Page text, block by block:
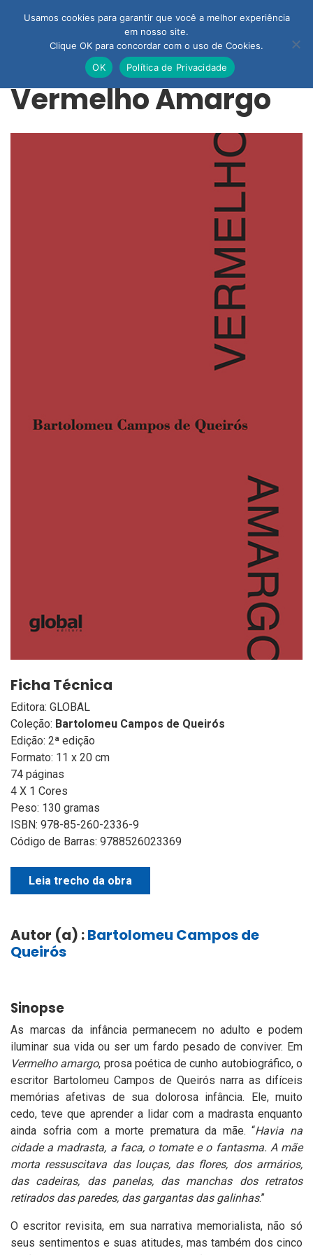
Vermelho Amargo
Ficha Técnica
Editora: GLOBAL
Coleção: Bartolomeu Campos de Queirós
Edição: 2ª edição
Formato: 11 x 20 cm
74 páginas
4 X 1 Cores
Peso: 130 gramas
ISBN: 978-85-260-2336-9
Código de Barras: 9788526023369
Leia trecho da obra
Autor (a) :Bartolomeu Campos de
Queirós
Sinopse
As marcas da infância permanecem no adulto e podem
iluminar sua vida ou ser um fardo pesado de conviver. Em
Vermelho amargo, prosa poética de cunho autobiográfico, o
escritor Bartolomeu Campos de Queirós narra as difíceis
memórias afetivas de sua dolorosa infância. Ele, muito
cedo, teve que aprender a lidar com a madrasta enquanto
ainda sofria com a morte prematura da mãe. “Havia na
cidade a madrasta, a faca, o tomate e o fantasma. A mãe
morta ressuscitava das louças, das flores, dos armários,
das cadeiras, das panelas, das manchas dos retratos
retirados das paredes, das gargantas das galinhas.”
O escritor revisita, em sua narrativa memorialista, não só
seus sentimentos e suas atitudes, mas também dos cinco
Usamos cookies para garantir que você a melhor experiência
em nosso site.
Clique OK para concordar com o uso de Cookies.
OK
Política de Privacidade